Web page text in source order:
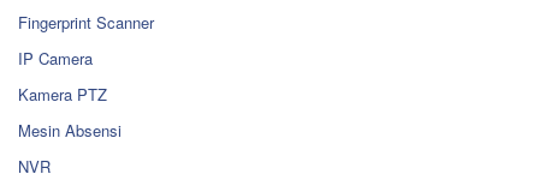
Fingerprint Scanner
IP Camera
Kamera PTZ
Mesin Absensi
NVR